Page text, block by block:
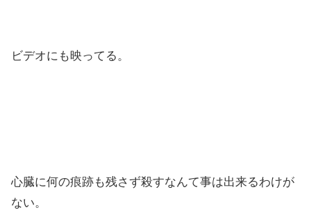
ビデオにも映ってる。
心臓に何の痕跡も残さず殺すなんて事は出来るわけが
ない。